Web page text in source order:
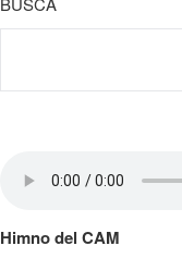
Himno del CAM